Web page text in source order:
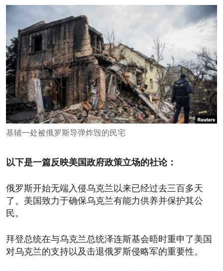
Skip
SearchASIA
EUROPE
MIDDLE EAST
SECURITY AND DEFENSE
AID AND DEVELOPMENT
DEMOCRACY AND GOVERNANCE
ECONOMY AND TRADE
ENVIRONMENT AND HEALTH
IDEALS AND INSTITUTIONS
ABOUT US
FOLLOW US
基辅一处被俄罗斯导弹炸毁的民宅
以下是一篇反映美国政府政策立场的社论：
俄罗斯开始无端入侵乌克兰以来已经过去三百多天
了。美国致力于确保乌克兰有能力供养并保护其公
民。
拜登总统在与乌克兰总统泽连斯基会晤时重申了美国
对乌克兰的支持以及击退俄罗斯侵略军的重要性。